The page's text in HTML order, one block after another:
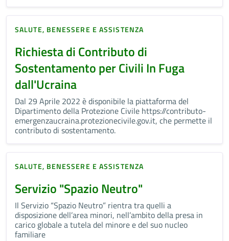
SALUTE, BENESSERE E ASSISTENZA
Richiesta di Contributo di
Sostentamento per Civili In Fuga
dall'Ucraina
Dal 29 Aprile 2022 è disponibile la piattaforma del
Dipartimento della Protezione Civile https://contributo-
emergenzaucraina.protezionecivile.gov.it, che permette il
contributo di sostentamento.
SALUTE, BENESSERE E ASSISTENZA
Servizio "Spazio Neutro"
Il Servizio “Spazio Neutro” rientra tra quelli a
disposizione dell’area minori, nell’ambito della presa in
carico globale a tutela del minore e del suo nucleo
familiare